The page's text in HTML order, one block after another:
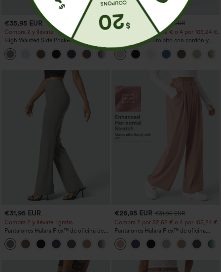
€35,95 EUR
Compra 2 y llévate 1 gratis
High Waisted Side Pocket Straight Leg
Work Pants
€31,95 EUR €35,95 EUR
Compra 2 por 52,62 € o 4 por 105,24 €.
Pantalones de tiro alto con cordón y
bolsillos, pernera ancha, holgados y de
estilo casual con tacto de lino.
€31,95 EUR
Compra 2 y llévate 1 gratis
Pantalones Halara Flex™ de oficina de
tiro alto ligeramente acampanados con
bolsillos
+13
€26,95 EUR €31,95 EUR
Compra 2 por 52,62 € o 4 por 105,24 €.
Pantalones Halara Flex™ de oficina
anchos plisados de tiro alto con bolsillos
en tela tipo gofre